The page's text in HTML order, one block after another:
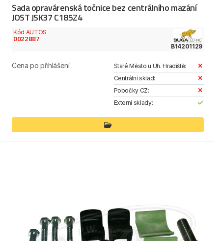
Sada opravárenská točnice bez centrálního mazání
JOST JSK37 C185Z4
Kód AUTOS
0022887
B14201129
Cena po přihlášení
Staré Město u Uh. Hradiště:
Centrální sklad:
Pobočky CZ:
Externí sklady: